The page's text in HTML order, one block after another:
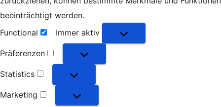
beeinträchtigt werden.
Functional
Functional
Immer aktiv
Präferenzen
Präferenzen
Statistics
Statistics
Marketing
Marketing